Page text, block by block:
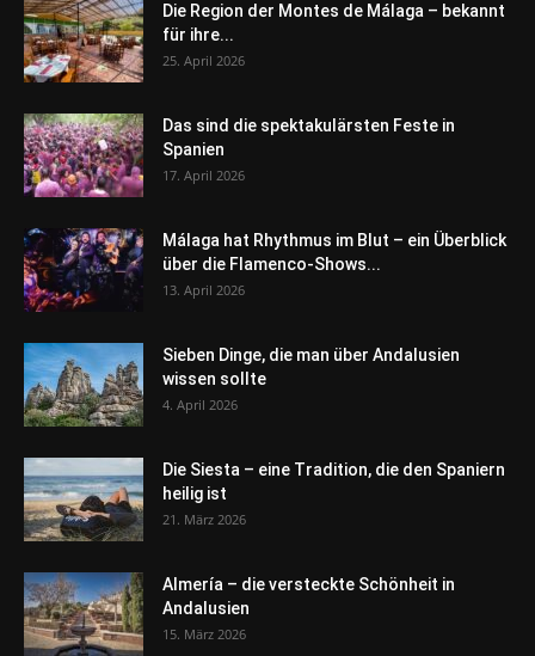
Die Region der Montes de Málaga – bekannt
für ihre...
25. April 2026
Das sind die spektakulärsten Feste in
Spanien
17. April 2026
Málaga hat Rhythmus im Blut – ein Überblick
über die Flamenco-Shows...
13. April 2026
Sieben Dinge, die man über Andalusien
wissen sollte
4. April 2026
Die Siesta – eine Tradition, die den Spaniern
heilig ist
21. März 2026
Almería – die versteckte Schönheit in
Andalusien
15. März 2026